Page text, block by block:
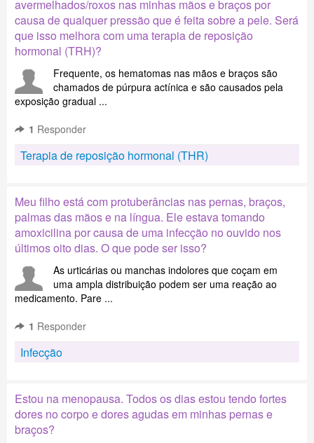
avermelhados/roxos nas minhas mãos e braços por
causa de qualquer pressão que é feita sobre a pele. Será
que isso melhora com uma terapia de reposição
hormonal (TRH)?
Frequente, os hematomas nas mãos e braços são
chamados de púrpura actínica e são causados pela
exposição gradual ...
1 Responder
Terapia de reposição hormonal (THR)
Meu filho está com protuberâncias nas pernas, braços,
palmas das mãos e na língua. Ele estava tomando
amoxicilina por causa de uma infecção no ouvido nos
últimos oito dias. O que pode ser isso?
As urticárias ou manchas indolores que coçam em
uma ampla distribuição podem ser uma reação ao
medicamento. Pare ...
1 Responder
Infecção
Estou na menopausa. Todos os dias estou tendo fortes
dores no corpo e dores agudas em minhas pernas e
braços?